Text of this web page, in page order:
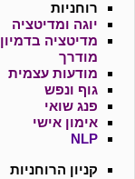
רוחניות
יוגה ומדיטציה
מדיטציה בדמיון
מודרך
מודעות עצמית
גוף ונפש
פנג שואי
אימון אישי
NLP
קניון הרוחניות